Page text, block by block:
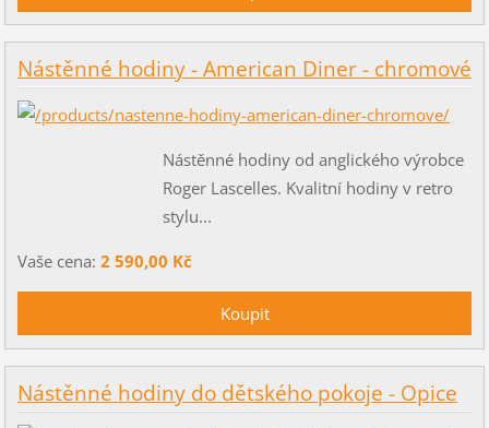
Nástěnné hodiny - American Diner - chromové
Nástěnné hodiny od anglického výrobce
Roger Lascelles. Kvalitní hodiny v retro
stylu...
Vaše cena: 2 590,00 Kč
Nástěnné hodiny do dětského pokoje - Opice